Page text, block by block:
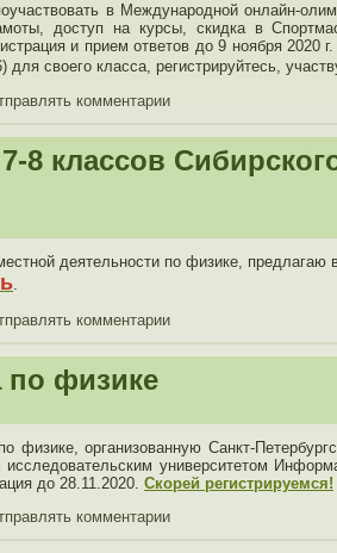
в Международной онлайн-
доступ на курсы, скидка в
и прием ответов до 9 ноября 2020
для своего класса, регистрируйтесь,
комментарии
8 классов
деятельности по физике,
.
комментарии
по физике
физике, организованную Санкт-
университетом
до 28.11.2020. Скорей регистрируемся!
комментарии